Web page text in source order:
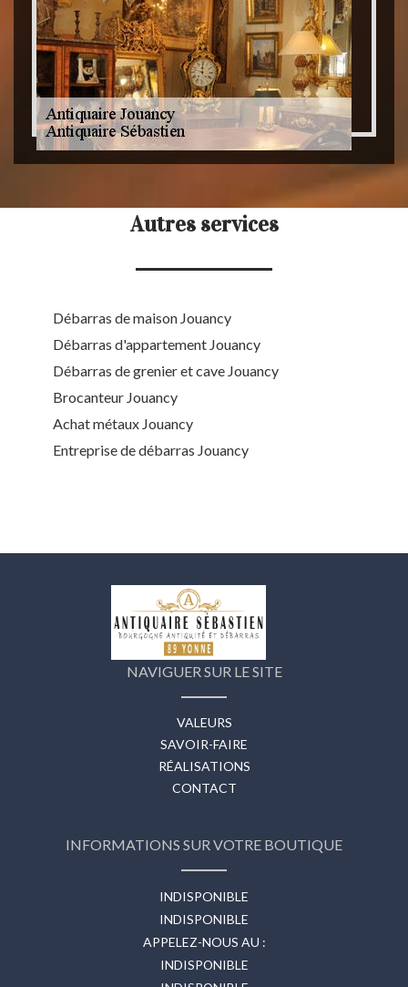
Autres services
Débarras de maison Jouancy
Débarras d'appartement Jouancy
Débarras de grenier et cave Jouancy
Brocanteur Jouancy
Achat métaux Jouancy
Entreprise de débarras Jouancy
NAVIGUER SUR LE SITE
VALEURS
SAVOIR-FAIRE
RÉALISATIONS
CONTACT
INFORMATIONS SUR VOTRE BOUTIQUE
INDISPONIBLE
INDISPONIBLE
APPELEZ-NOUS AU :
INDISPONIBLE